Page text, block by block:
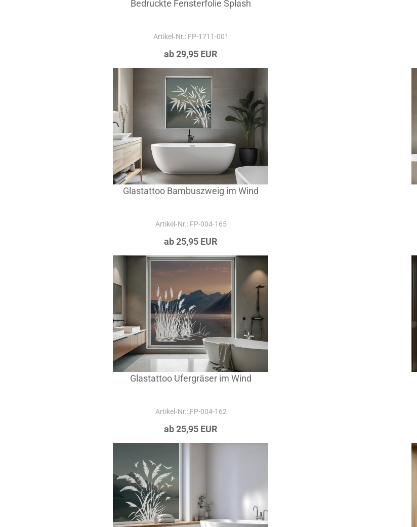
Bedruckte Fensterfolie Splash
Artikel‑Nr.: FP-1711-001
ab 29,95 EUR
Glastattoo Bambuszweig im Wind
Artikel‑Nr.: FP-004-165
ab 25,95 EUR
Glastattoo Ufergräser im Wind
Artikel‑Nr.: FP-004-162
ab 25,95 EUR